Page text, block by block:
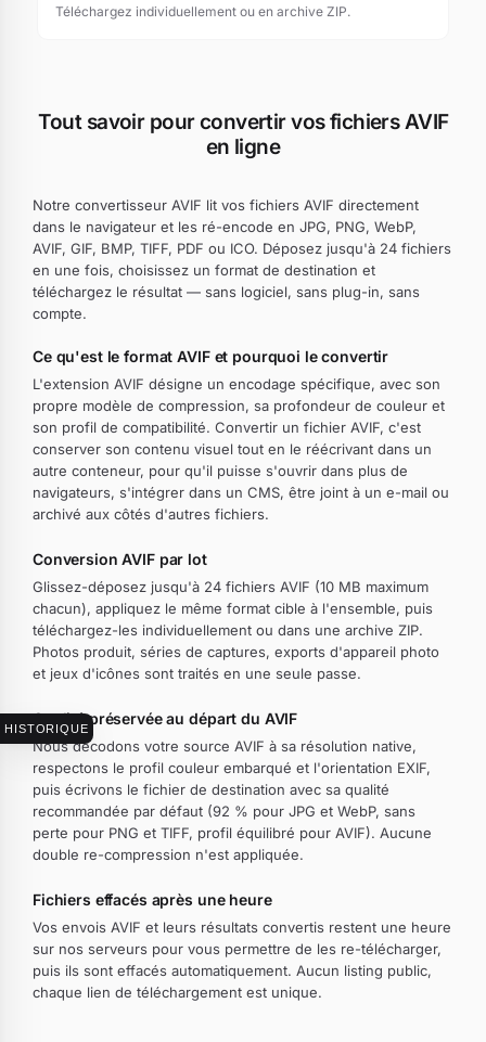
HISTORIQUE
Téléchargez individuellement ou en archive ZIP.
Tout savoir pour convertir vos fichiers AVIF
en ligne
Notre convertisseur AVIF lit vos fichiers AVIF directement
dans le navigateur et les ré-encode en JPG, PNG, WebP,
AVIF, GIF, BMP, TIFF, PDF ou ICO. Déposez jusqu'à 24 fichiers
en une fois, choisissez un format de destination et
téléchargez le résultat — sans logiciel, sans plug-in, sans
compte.
Ce qu'est le format AVIF et pourquoi le convertir
L'extension AVIF désigne un encodage spécifique, avec son
propre modèle de compression, sa profondeur de couleur et
son profil de compatibilité. Convertir un fichier AVIF, c'est
conserver son contenu visuel tout en le réécrivant dans un
autre conteneur, pour qu'il puisse s'ouvrir dans plus de
navigateurs, s'intégrer dans un CMS, être joint à un e-mail ou
archivé aux côtés d'autres fichiers.
Conversion AVIF par lot
Glissez-déposez jusqu'à 24 fichiers AVIF (10 MB maximum
chacun), appliquez le même format cible à l'ensemble, puis
téléchargez-les individuellement ou dans une archive ZIP.
Photos produit, séries de captures, exports d'appareil photo
et jeux d'icônes sont traités en une seule passe.
Qualité préservée au départ du AVIF
Nous décodons votre source AVIF à sa résolution native,
respectons le profil couleur embarqué et l'orientation EXIF,
puis écrivons le fichier de destination avec sa qualité
recommandée par défaut (92 % pour JPG et WebP, sans
perte pour PNG et TIFF, profil équilibré pour AVIF). Aucune
double re-compression n'est appliquée.
Fichiers effacés après une heure
Vos envois AVIF et leurs résultats convertis restent une heure
sur nos serveurs pour vous permettre de les re-télécharger,
puis ils sont effacés automatiquement. Aucun listing public,
chaque lien de téléchargement est unique.